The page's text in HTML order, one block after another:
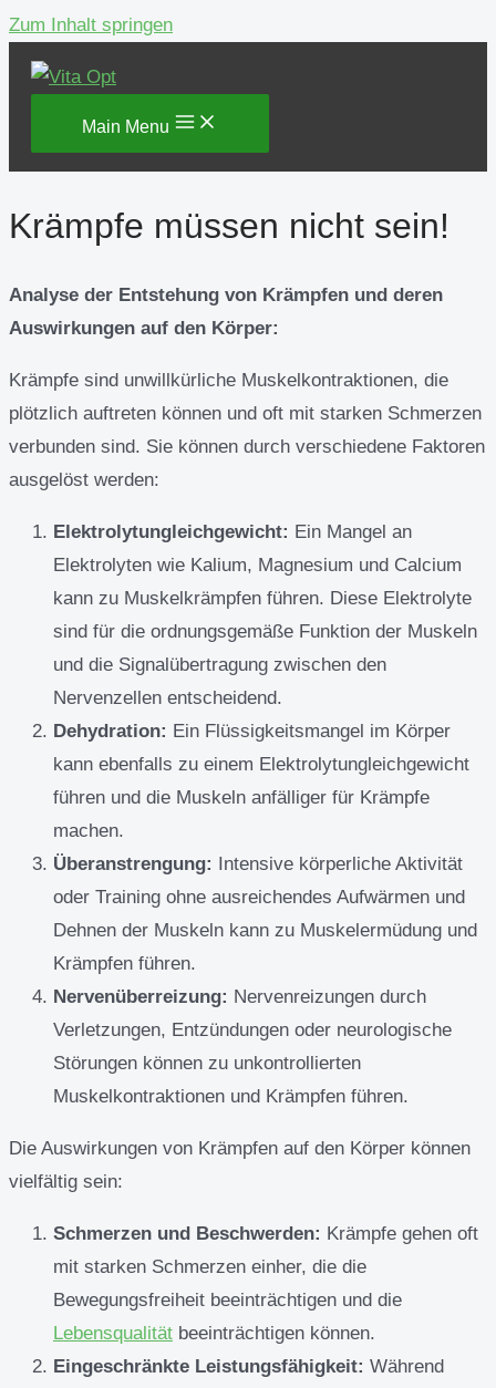
Zum Inhalt springen
Main Menu
Krämpfe müssen nicht sein!
Analyse der Entstehung von Krämpfen und deren
Auswirkungen auf den Körper:
Krämpfe sind unwillkürliche Muskelkontraktionen, die
plötzlich auftreten können und oft mit starken Schmerzen
verbunden sind. Sie können durch verschiedene Faktoren
ausgelöst werden:
Elektrolytungleichgewicht: Ein Mangel an
Elektrolyten wie Kalium, Magnesium und Calcium
kann zu Muskelkrämpfen führen. Diese Elektrolyte
sind für die ordnungsgemäße Funktion der Muskeln
und die Signalübertragung zwischen den
Nervenzellen entscheidend.
Dehydration: Ein Flüssigkeitsmangel im Körper
kann ebenfalls zu einem Elektrolytungleichgewicht
führen und die Muskeln anfälliger für Krämpfe
machen.
Überanstrengung: Intensive körperliche Aktivität
oder Training ohne ausreichendes Aufwärmen und
Dehnen der Muskeln kann zu Muskelermüdung und
Krämpfen führen.
Nervenüberreizung: Nervenreizungen durch
Verletzungen, Entzündungen oder neurologische
Störungen können zu unkontrollierten
Muskelkontraktionen und Krämpfen führen.
Die Auswirkungen von Krämpfen auf den Körper können
vielfältig sein:
Schmerzen und Beschwerden: Krämpfe gehen oft
mit starken Schmerzen einher, die die
Bewegungsfreiheit beeinträchtigen und die
Lebensqualität beeinträchtigen können.
Eingeschränkte Leistungsfähigkeit: Während